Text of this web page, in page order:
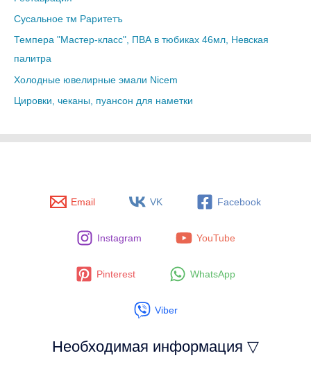
Сусальное тм Раритетъ
Темпера "Мастер-класс", ПВА в тюбиках 46мл, Невская
палитра
Холодные ювелирные эмали Nicem
Цировки, чеканы, пуансон для наметки
Email VK Facebook
Instagram YouTube
Pinterest WhatsApp
Viber
Необходимая информация ▽